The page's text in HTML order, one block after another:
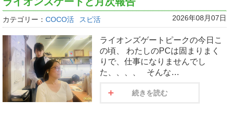
カテゴリー： COCO活 スピ活 2026年08月07日
ライオンズゲートピークの今日こ
の頃、 わたしのPCは固まりまく
りで、仕事になりませんでし
た、、、、 そんな…
続きを読む